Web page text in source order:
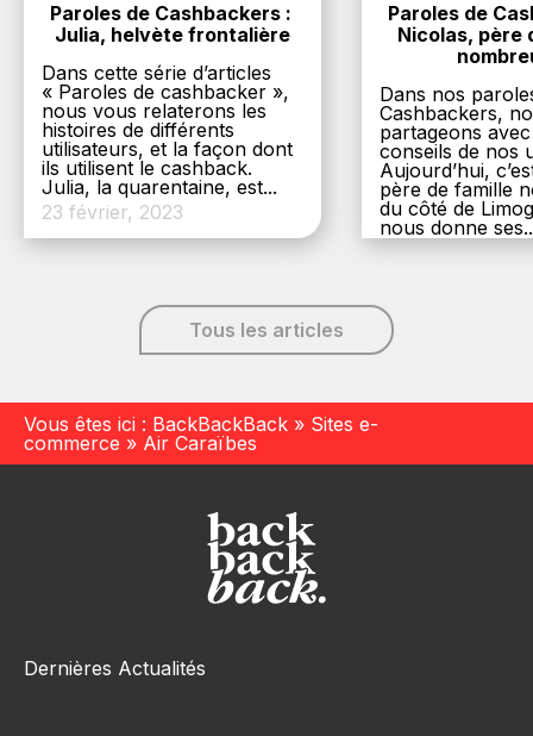
Paroles de Cashbackers :
Julia, helvète frontalière
Dans cette série d’articles
« Paroles de cashbacker »,
nous vous relaterons les
histoires de différents
utilisateurs, et la façon dont
ils utilisent le cashback.
Julia, la quarentaine, est...
23 février, 2023
Paroles de
Nicolas, père
Dans nos
Cashbackers,
partageons
conseils de nos
Aujourd’hui,
père de famille
du côté de
nous donne
Tous les articles
Vous êtes ici : BackBackBack » Sites e-
commerce » Air Caraïbes
Dernières Actualités